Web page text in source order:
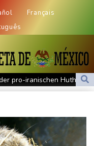
Français
pro-iranischen Huthis im
aus - Präsident